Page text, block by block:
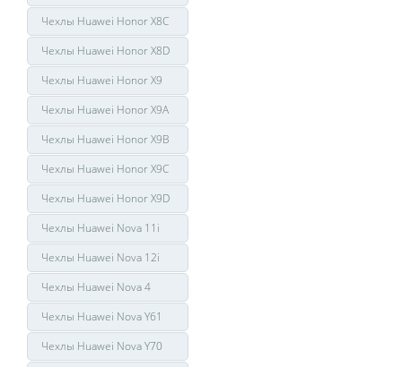
Чехлы Huawei Honor X8C
Чехлы Huawei Honor X8D
Чехлы Huawei Honor X9
Чехлы Huawei Honor X9A
Чехлы Huawei Honor X9B
Чехлы Huawei Honor X9C
Чехлы Huawei Honor X9D
Чехлы Huawei Nova 11i
Чехлы Huawei Nova 12i
Чехлы Huawei Nova 4
Чехлы Huawei Nova Y61
Чехлы Huawei Nova Y70